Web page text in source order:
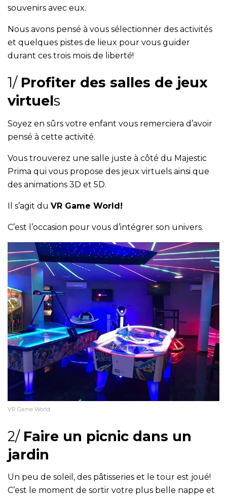
souvenirs avec eux.
Nous avons pensé à vous sélectionner des activités
et quelques pistes de lieux pour vous guider
durant ces trois mois de liberté!
1/ Profiter des salles de jeux
virtuels
Soyez en sûrs votre enfant vous remerciera d’avoir
pensé à cette activité.
Vous trouverez une salle juste à côté du Majestic
Prima qui vous propose des jeux virtuels ainsi que
des animations 3D et 5D.
Il s’agit du VR Game World!
C’est l’occasion pour vous d’intégrer son univers.
VR Game World
2/ Faire un picnic dans un
jardin
Un peu de soleil, des pâtisseries et le tour est joué!
C’est le moment de sortir votre plus belle nappe et